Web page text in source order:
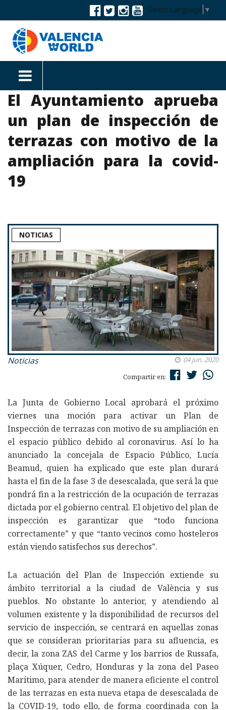
Select Language ▼
El Ayuntamiento aprueba
un plan de inspección de
terrazas con motivo de la
ampliación para la covid-
19
NOTICIAS
Noticias
04 jun, 2020
Compartir en:
La Junta de Gobierno Local aprobará el próximo
viernes una moción para activar un Plan de
Inspección de terrazas con motivo de su ampliación en
el espacio público debido al coronavirus. Así lo ha
anunciado la concejala de Espacio Público, Lucía
Beamud, quien ha explicado que este plan durará
hasta el fin de la fase 3 de desescalada, que será la que
pondrá fin a la restricción de la ocupación de terrazas
dictada por el gobierno central. El objetivo del plan de
inspección es garantizar que “todo funciona
correctamente” y que “tanto vecinos como hosteleros
están viendo satisfechos sus derechos”.
La actuación del Plan de Inspección extiende su
ámbito territorial a la ciudad de València y sus
pueblos. No obstante lo anterior, y atendiendo al
volumen existente y la disponibilidad de recursos del
servicio de inspección, se centrará en aquellas zonas
que se consideran prioritarias para su afluencia, es
decir, la zona ZAS del Carme y los barrios de Russafa,
plaça Xúquer, Cedro, Honduras y la zona del Paseo
Marítimo, para atender de manera eficiente el control
de las terrazas en esta nueva etapa de desescalada de
la COVID-19, todo ello, de forma coordinada con la